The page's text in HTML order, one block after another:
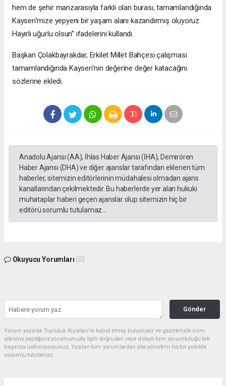
hem de şehir manzarasıyla farklı olan burası, tamamlandığında
Kayseri’mize yepyeni bir yaşam alanı kazandırmış oluyoruz.
Hayırlı uğurlu olsun” ifadelerini kullandı.
Başkan Çolakbayrakdar, Erkilet Millet Bahçesi çalışması
tamamlandığında Kayseri’nin değerine değer katacağını
sözlerine ekledi.
Anadolu Ajansı (AA), İhlas Haber Ajansı (İHA), Demirören
Haber Ajansı (DHA) ve diğer ajanslar tarafından eklenen tüm
haberler, sitemizin editörlerinin müdahalesi olmadan ajans
kanallarından çekilmektedir. Bu haberlerde yer alan hukuki
muhataplar haberi geçen ajanslar olup sitemizin hiç bir
editörü sorumlu tutulamaz...
Okuyucu Yorumları (0)
Gönder
Yorum yazarak Topluluk Kuralları’nı kabul etmiş bulunuyor ve gazetehalk.com
sitesine yaptığınız yorumunuzla ilgili doğrudan veya dolaylı tüm sorumluluğu tek
başınıza üstleniyorsunuz. Yazılan tüm yorumlardan site yönetimi hiçbir şekilde
sorumlu tutulamaz.